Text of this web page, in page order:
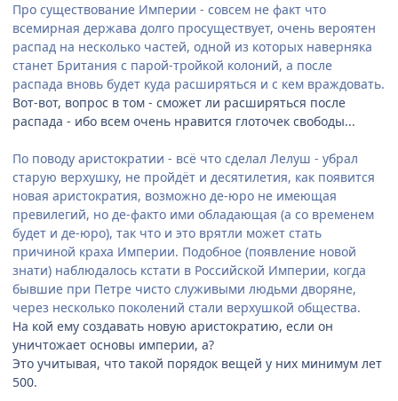
Про существование Империи - совсем не факт что
всемирная держава долго просуществует, очень вероятен
распад на несколько частей, одной из которых наверняка
станет Британия с парой-тройкой колоний, а после
распада вновь будет куда расширяться и с кем враждовать.
Вот-вот, вопрос в том - сможет ли расширяться после
распада - ибо всем очень нравится глоточек свободы...
По поводу аристократии - всё что сделал Лелуш - убрал
старую верхушку, не пройдёт и десятилетия, как появится
новая аристократия, возможно де-юро не имеющая
превилегий, но де-факто ими обладающая (а со временем
будет и де-юро), так что и это врятли может стать
причиной краха Империи. Подобное (появление новой
знати) наблюдалось кстати в Российской Империи, когда
бывшие при Петре чисто служивыми людьми дворяне,
через несколько поколений стали верхушкой общества.
На кой ему создавать новую аристократию, если он
уничтожает основы империи, а?
Это учитывая, что такой порядок вещей у них минимум лет
500.